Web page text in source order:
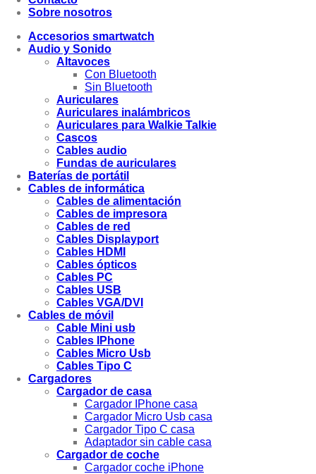
Sobre nosotros
Accesorios smartwatch
Audio y Sonido
Altavoces
Con Bluetooth
Sin Bluetooth
Auriculares
Auriculares inalámbricos
Auriculares para Walkie Talkie
Cascos
Cables audio
Fundas de auriculares
Baterías de portátil
Cables de informática
Cables de alimentación
Cables de impresora
Cables de red
Cables Displayport
Cables HDMI
Cables ópticos
Cables PC
Cables USB
Cables VGA/DVI
Cables de móvil
Cable Mini usb
Cables IPhone
Cables Micro Usb
Cables Tipo C
Cargadores
Cargador de casa
Cargador IPhone casa
Cargador Micro Usb casa
Cargador Tipo C casa
Adaptador sin cable casa
Cargador de coche
Cargador coche iPhone